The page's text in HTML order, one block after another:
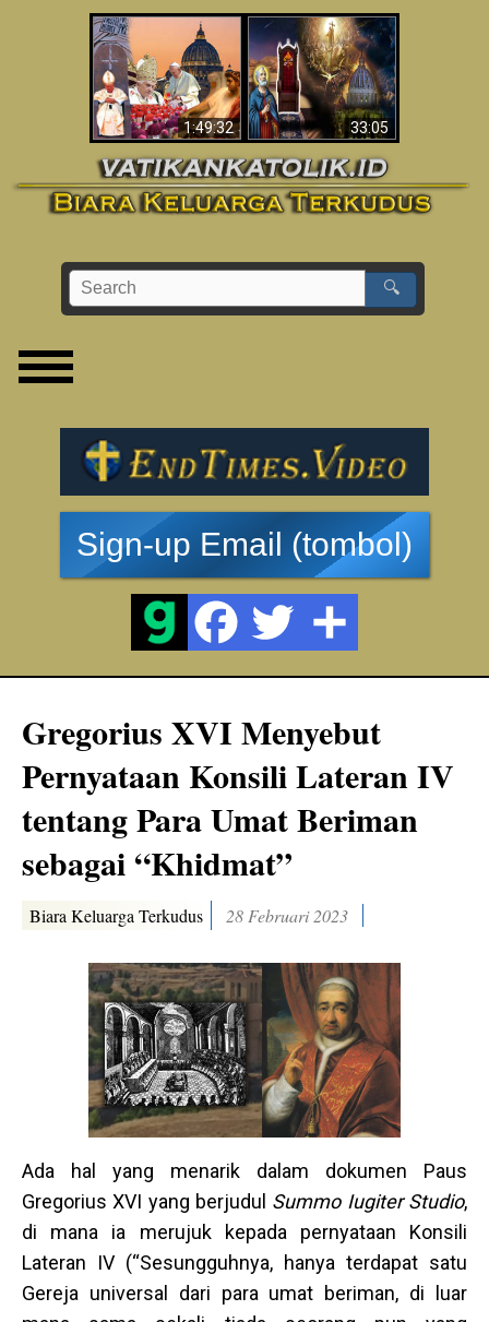
1:49:32
Wahyu di Vatikan
Sekarang
33:05
Apakah Alkitab
Memprediksikan 70
Tahun Tanpa
Seorang Paus?
🔍
Sign-up Email (tombol)
Gregorius XVI Menyebut
Pernyataan Konsili Lateran IV
tentang Para Umat Beriman
sebagai “Khidmat”
Biara Keluarga Terkudus 28 Februari 2023
Ada hal yang menarik dalam dokumen Paus
Gregorius XVI yang berjudul Summo Iugiter Studio,
di mana ia merujuk kepada pernyataan Konsili
Lateran IV (“Sesungguhnya, hanya terdapat satu
Gereja universal dari para umat beriman, di luar